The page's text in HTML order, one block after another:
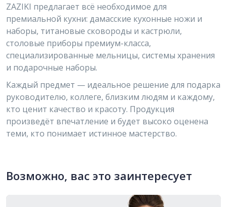
ZAZIKI предлагает всё необходимое для
премиальной кухни: дамасские кухонные ножи и
наборы, титановые сковороды и кастрюли,
столовые приборы премиум-класса,
специализированные мельницы, системы хранения
и подарочные наборы.
Каждый предмет — идеальное решение для подарка
руководителю, коллеге, близким людям и каждому,
кто ценит качество и красоту. Продукция
произведёт впечатление и будет высоко оценена
теми, кто понимает истинное мастерство.
Возможно, вас это заинтересует